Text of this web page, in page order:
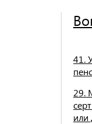
41.
29.
или